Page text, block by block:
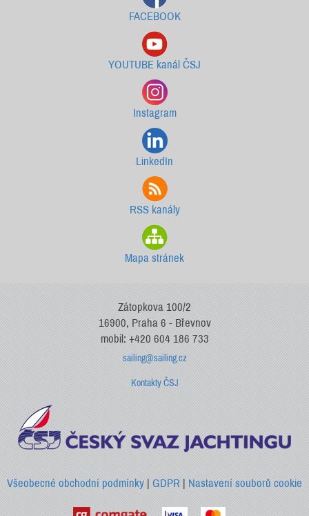
FACEBOOK
YOUTUBE kanál ČSJ
Instagram
LinkedIn
RSS kanály
Mapa stránek
Zátopkova 100/2
16900, Praha 6 - Břevnov
mobil: +420 604 186 733
sailing@sailing.cz
Kontakty ČSJ
Všeobecné obchodní podmínky |GDPR Nastavení souborů cookie